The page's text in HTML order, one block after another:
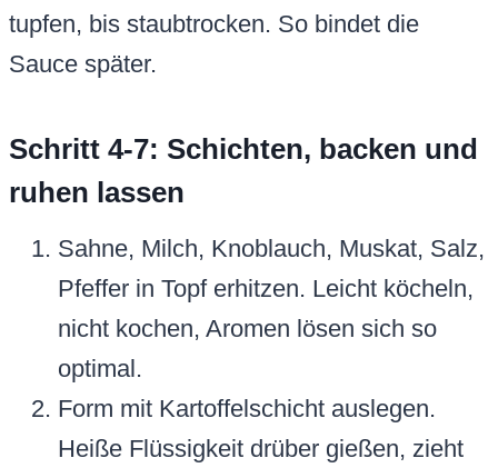
tupfen, bis staubtrocken. So bindet die
Sauce später.
Schritt 4-7: Schichten, backen und
ruhen lassen
Sahne, Milch, Knoblauch, Muskat, Salz,
Pfeffer in Topf erhitzen. Leicht köcheln,
nicht kochen, Aromen lösen sich so
optimal.
Form mit Kartoffelschicht auslegen.
Heiße Flüssigkeit drüber gießen, zieht